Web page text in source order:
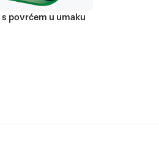
s povrćem u umaku